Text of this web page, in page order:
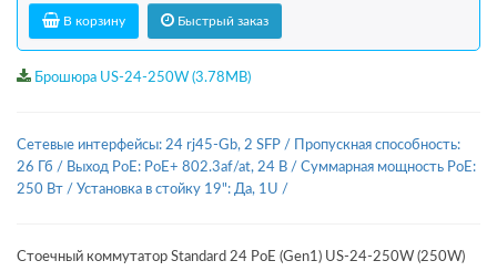
В корзину Быстрый заказ
Брошюра US-24-250W (3.78MB)
Сетевые интерфейсы: 24 rj45-Gb, 2 SFP /
Пропускная способность:
26 Гб / Выход PoE: PoE+ 802.3af/at, 24 В / Суммарная мощность PoE:
250 Вт / Установка в стойку 19": Да, 1U /
Стоечный коммутатор Standard 24 PoE (Gen1) US-24-250W (250W)